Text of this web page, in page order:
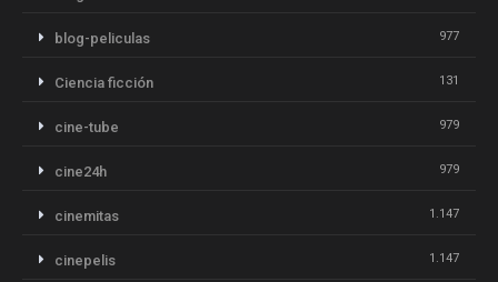
blog-peliculas 977
Ciencia ficción 131
cine-tube 979
cine24h 979
cinemitas 1.147
cinepelis 1.147